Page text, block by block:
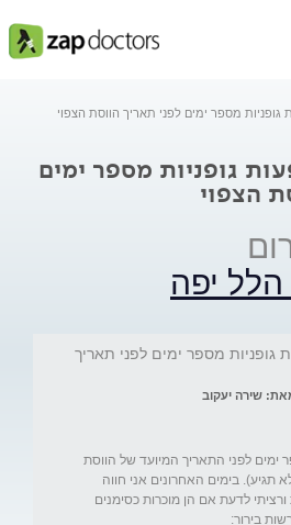
גופניות מספר ימים לפני תאריך הווסת הצפוי
גופניות מספר ימים
הצפוי
הלל יפה
גופניות מספר ימים לפני תאריך
ימים לפני התאריך המיועד של הווסת
תגיע). בימים האחרונים אני חווה
ורציתי לדעת אם הן מוכרות כסימנים